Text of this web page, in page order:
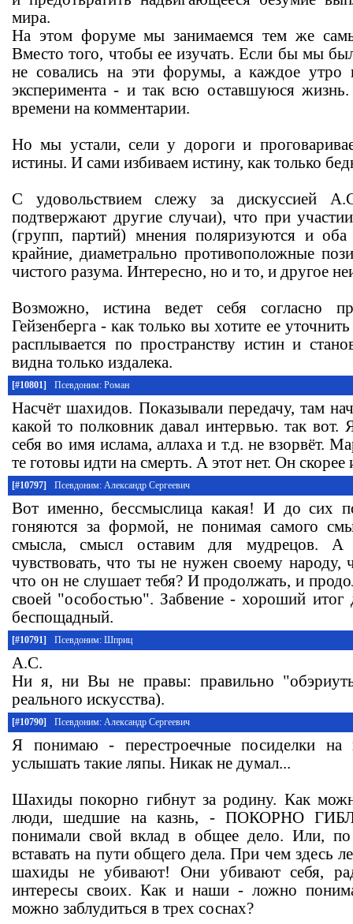
мира.
На этом форуме мы занимаемся тем же
Вместо того, чтобы ее изучать. Если бы мы
не совались на эти форумы, а каждое утро
эксперимента - и так всю оставшуюся
времени на комментарии.
Но мы устали, сели у дороги и
истины. И сами избиваем истину, как только
С удовольствием слежу за
подтвержают другие случаи), что при
(групп, партий) мнения поляризуются и оба
крайние, диаметрально противоположные
чистого разума. Интересно, но и то, и другое
Возможно, истина ведет себя согласно
Гейзенберга - как только вы хотите ее
расплывается по пространству истин и
видна только издалека.
[#10801] Псевдоним: Роман
Насчёт шахидов. Показывали передачу, там
какой то полковник давал интервью. так
себя во имя ислама, аллаха и т.д. не взорвёт.
те готовы идти на смерть. А этот нет. Он скорее
[#10797] Псевдоним: Александр Сергеевич
Вот именно, бессмыслица какая! И до сих
гоняются за формой, не понимая самого
смысла, смысл оставим для мудрецов.
чувствовать, что ты не нужен своему народу,
что он не слушает тебя? И продолжать, и
своей "особостью". Забвение - хороший итог
беспощадный.
[#10791] Псевдоним: Шприц
А.С.
Ни я, ни Вы не правы: правильно
реального искусства).
[#10790] Псевдоним: Александр Сергеевич
Я понимаю - перестроечные посиделки на
услышать такие ляпы. Никак не думал...
Шахиды покорно гибнут за родину. Как
люди, шедшие на казнь, - ПОКОРНО
понимали свой вклад в общее дело. Или, по
вставать на пути общего дела. При чем здесь
шахиды не убивают! Они убивают себя,
интересы своих. Как и наши - ложно
можно заблудиться в трех соснах?